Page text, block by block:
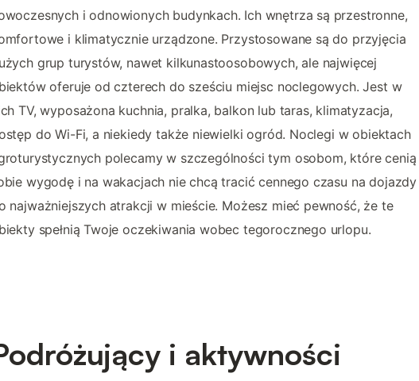
i odnowionych budynkach. Ich wnętrza są przestronne,
i klimatycznie urządzone. Przystosowane są do przyjęcia
grup turystów, nawet kilkunastoosobowych, ale najwięcej
oferuje od czterech do sześciu miejsc noclegowych. Jest w
TV, wyposażona kuchnia, pralka, balkon lub taras, klimatyzacja,
do Wi-Fi, a niekiedy także niewielki ogród. Noclegi w obiektach
polecamy w szczególności tym osobom, które cenią
wygodę i na wakacjach nie chcą tracić cennego czasu na dojazdy
najważniejszych atrakcji w mieście. Możesz mieć pewność, że te
spełnią Twoje oczekiwania wobec tegorocznego urlopu.
i aktywności